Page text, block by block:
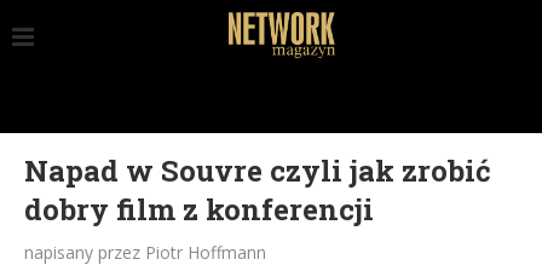
Napad w Souvre czyli jak zrobić
dobry film z konferencji
napisany przez Piotr Hoffmann